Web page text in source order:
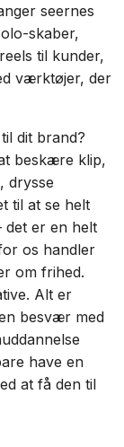
seernes
skaber,
til kunder,
værktøjer, der
dit brand?
beskære klip,
drysse
til at se helt
det er en helt
os handler
om frihed.
Alt er
besvær med
have en
at få den til